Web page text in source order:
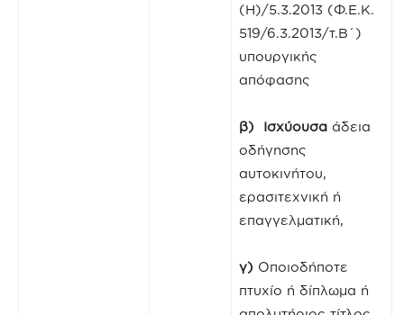
(Η)/5.3.2013 (Φ.Ε.Κ.
519/6.3.2013/τ.Β΄)
υπουργικής
απόφασης
β) Ισχύουσα άδεια
οδήγησης
αυτοκινήτου,
ερασιτεχνική ή
επαγγελματική,
γ) Οποιοδήποτε
πτυχίο ή δίπλωμα ή